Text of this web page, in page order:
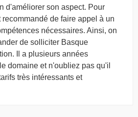
d'améliorer son aspect. Pour
de faire appel à un
nécessaires. Ainsi, on
de solliciter Basque
Il a plusieurs années
domaine et n'oubliez pas qu'il
très intéressants et